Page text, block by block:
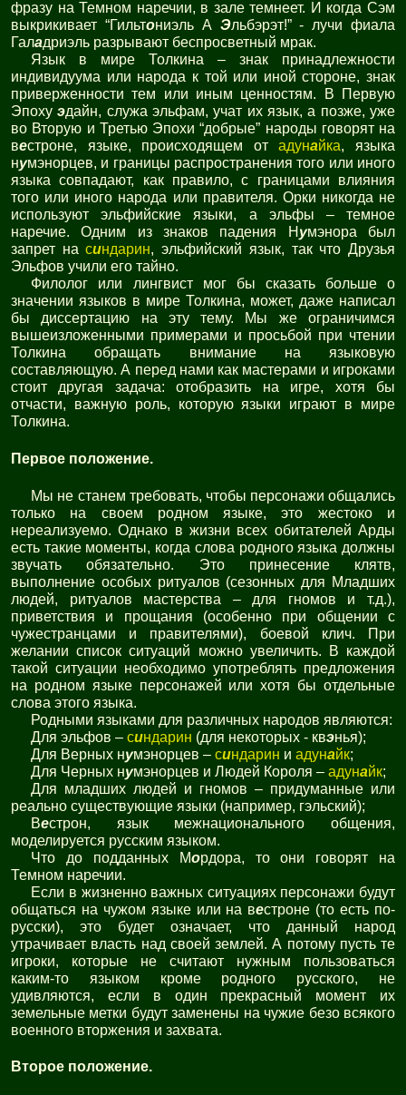
фразу на Темном наречии, в зале темнеет. И когда Сэм
выкрикивает “Гильтониэль А Эльбэрэт!” - лучи фиала
Галадриэль разрывают беспросветный мрак.
Язык в мире Толкина – знак принадлежности
индивидуума или народа к той или иной стороне, знак
приверженности тем или иным ценностям. В Первую
Эпохуэдайн, служа эльфам, учат их язык, а позже, уже
во Вторую и Третью Эпохи “добрые” народы говорят на
вестроне, языке, происходящем отадунайка, языка
нумэнорцев, и границы распространения того или иного
языка совпадают, как правило, с границами влияния
того или иного народа или правителя. Орки никогда не
используют эльфийские языки, а эльфы – темное
наречие. Одним из знаков падения Н умэнора был
запрет насиндарин, эльфийский язык, так что Друзья
Эльфов учили его тайно.
Филолог или лингвист мог бы сказать больше о
значении языков в мире Толкина, может, даже написал
бы диссертацию на эту тему. Мы же ограничимся
вышеизложенными примерами и просьбой при чтении
Толкина обращать внимание на языковую
составляющую. А перед нами как мастерами и игроками
стоит другая задача: отобразить на игре, хотя бы
отчасти, важную роль, которую языки играют в мире
Толкина.
Первое положение.
Мы не станем требовать, чтобы персонажи общались
только на своем родном языке, это жестоко и
нереализуемо. Однако в жизни всех обитателей Арды
есть такие моменты, когда слова родного языка должны
звучать обязательно. Это принесение клятв,
выполнение особых ритуалов (сезонных для Младших
людей, ритуалов мастерства – для гномов и т.д.),
приветствия и прощания (особенно при общении с
чужестранцами и правителями), боевой клич. При
желании список ситуаций можно увеличить. В каждой
такой ситуации необходимо употреблять предложения
на родном языке персонажей или хотя бы отдельные
слова этого языка.
Родными языками для различных народов являются:
Для эльфов –синдарин (для некоторых - квэнья);
Для Верных нумэнорцев –синдарин иадунайк;
Для Черных нумэнорцев и Людей Короля –адунайк;
Для младших людей и гномов – придуманные или
реально существующие языки (например, гэльский);
Вестрон, язык межнационального общения,
моделируется русским языком.
Что до подданных Мордора, то они говорят на
Темном наречии.
Если в жизненно важных ситуациях персонажи будут
общаться на чужом языке или на вестроне (то есть по-
русски), это будет означает, что данный народ
утрачивает власть над своей землей. А потому пусть те
игроки, которые не считают нужным пользоваться
каким-то языком кроме родного русского, не
удивляются, если в один прекрасный момент их
земельные метки будут заменены на чужие безо всякого
военного вторжения и захвата.
Второе положение.